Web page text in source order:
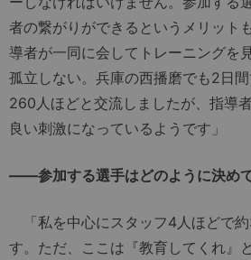
者の繋がりができるというメリット
導者が一同に会してトレーニングを
孤立しない。兵庫の西播磨でも2日
260人ほどと交流しましたが、指導
良い刺激になっているようです」
――参加する選手はどのように決め
「私を中心にスタッフ4人ほどで
す。ただ、ここは『教育してくれ』